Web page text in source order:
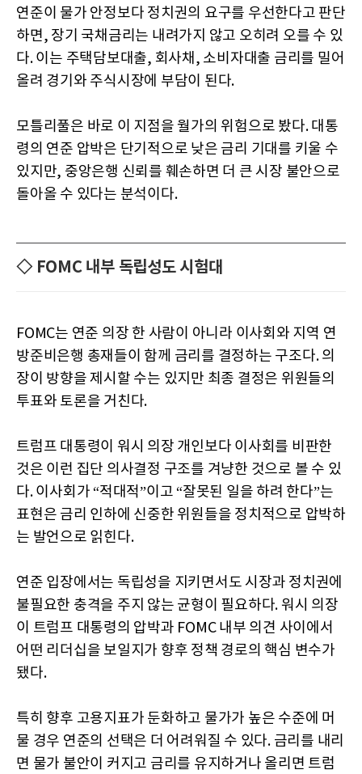
연준이 물가 안정보다 정치권의 요구를 우선한다고 판단
하면, 장기 국채금리는 내려가지 않고 오히려 오를 수 있
다. 이는 주택담보대출, 회사채, 소비자대출 금리를 밀어
올려 경기와 주식시장에 부담이 된다.
모틀리풀은 바로 이 지점을 월가의 위험으로 봤다. 대통
령의 연준 압박은 단기적으로 낮은 금리 기대를 키울 수
있지만, 중앙은행 신뢰를 훼손하면 더 큰 시장 불안으로
돌아올 수 있다는 분석이다.
◇ FOMC 내부 독립성도 시험대
FOMC는 연준 의장 한 사람이 아니라 이사회와 지역 연
방준비은행 총재들이 함께 금리를 결정하는 구조다. 의
장이 방향을 제시할 수는 있지만 최종 결정은 위원들의
투표와 토론을 거친다.
트럼프 대통령이 워시 의장 개인보다 이사회를 비판한
것은 이런 집단 의사결정 구조를 겨냥한 것으로 볼 수 있
다. 이사회가 “적대적”이고 “잘못된 일을 하려 한다”는
표현은 금리 인하에 신중한 위원들을 정치적으로 압박하
는 발언으로 읽힌다.
연준 입장에서는 독립성을 지키면서도 시장과 정치권에
불필요한 충격을 주지 않는 균형이 필요하다. 워시 의장
이 트럼프 대통령의 압박과 FOMC 내부 의견 사이에서
어떤 리더십을 보일지가 향후 정책 경로의 핵심 변수가
됐다.
특히 향후 고용지표가 둔화하고 물가가 높은 수준에 머
물 경우 연준의 선택은 더 어려워질 수 있다. 금리를 내리
면 물가 불안이 커지고 금리를 유지하거나 올리면 트럼